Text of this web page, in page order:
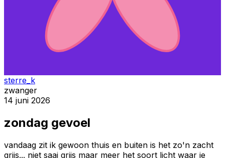
sterre_k
zwanger
14 juni 2026
zondag gevoel
vandaag zit ik gewoon thuis en buiten is het zo'n zacht
grijs... niet saai grijs maar meer het soort licht waar je